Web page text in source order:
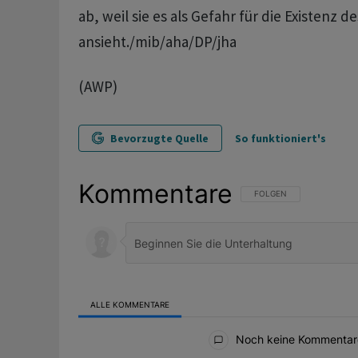
ab, weil sie es als Gefahr für die Existenz
ansieht./mib/aha/DP/jha
(AWP)
Bevorzugte Quelle So funktioniert's
Kommentare FOLGE DIESER
FOLGEN
ALLE KOMMENTARE
Noch keine